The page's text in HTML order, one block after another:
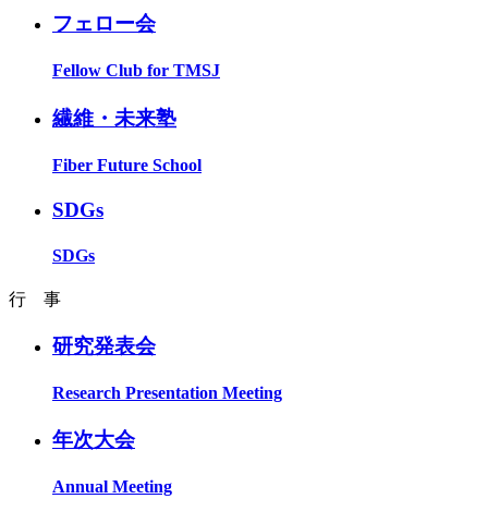
フェロー会
Fellow Club for TMSJ
繊維・未来塾
Fiber Future School
SDGs
SDGs
行 事
研究発表会
Research Presentation Meeting
年次大会
Annual Meeting